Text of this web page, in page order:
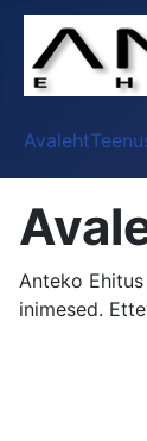
Avaleht
Anteko
inimesed.